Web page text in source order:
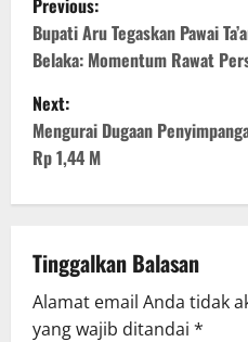
Previous:
Bupati Aru Tegaskan Pawai
Belaka: Momentum Rawat
Next:
Mengurai Dugaan
Rp 1,44 M
Tinggalkan Balasan
Alamat email Anda tidak
yang wajib ditandai *